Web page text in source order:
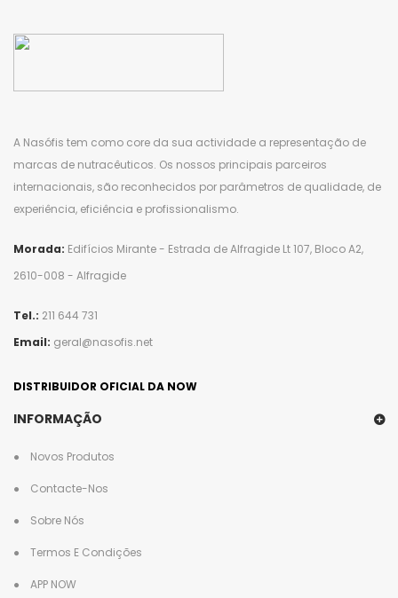
A Nasófis tem como core da sua actividade a representação de
marcas de nutracêuticos. Os nossos principais parceiros
internacionais, são reconhecidos por parâmetros de qualidade, de
experiência, eficiência e profissionalismo.
Morada: Edifícios Mirante - Estrada de Alfragide Lt 107, Bloco A2,
2610-008 - Alfragide
Tel.: 211 644 731
Email: geral@nasofis.net
DISTRIBUIDOR OFICIAL DA NOW
INFORMAÇÃO
Novos Produtos
Contacte-Nos
Sobre Nós
Termos E Condições
APP NOW